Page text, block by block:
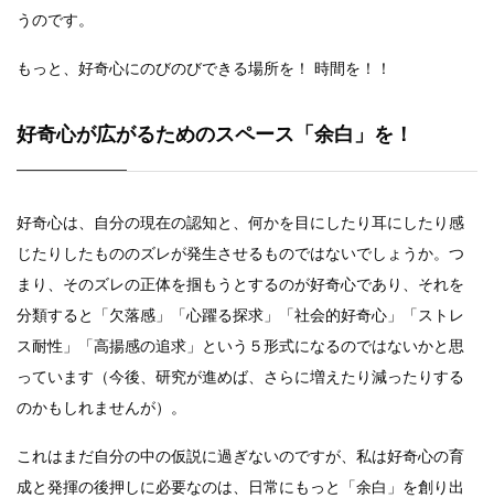
うのです。
もっと、好奇心にのびのびできる場所を！ 時間を！！
好奇心が広がるためのスペース「余白」を！
好奇心は、自分の現在の認知と、何かを目にしたり耳にしたり感
じたりしたもののズレが発生させるものではないでしょうか。つ
まり、そのズレの正体を掴もうとするのが好奇心であり、それを
分類すると「欠落感」「心躍る探求」「社会的好奇心」「ストレ
ス耐性」「高揚感の追求」という５形式になるのではないかと思
っています（今後、研究が進めば、さらに増えたり減ったりする
のかもしれませんが）。
これはまだ自分の中の仮説に過ぎないのですが、私は好奇心の育
成と発揮の後押しに必要なのは、日常にもっと「余白」を創り出